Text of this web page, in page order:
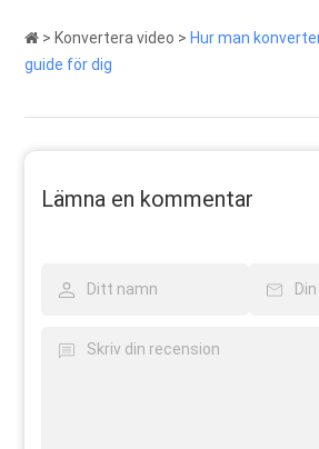
>Konvertera video >Hur man
guide för dig
Lämna en kommentar